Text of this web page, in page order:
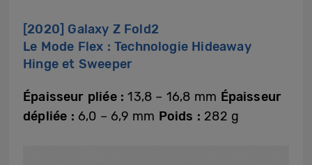
[2020] Galaxy Z Fold2
Le Mode Flex : Technologie Hideaway
Hinge et Sweeper
Épaisseur pliée :13,8 – 16,8 mm Épaisseur
dépliée : 6,0 – 6,9 mm Poids : 282 g